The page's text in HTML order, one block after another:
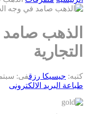
الذهب
التجارية
كتبه: جيسيكا رزقفى: سبتمبر
طباعة البريد الالكترونى